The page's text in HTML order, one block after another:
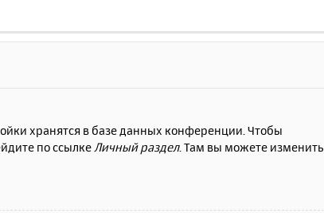
хранятся в базе данных конференции. Чтобы
по ссылке Личный раздел. Там вы можете изменить